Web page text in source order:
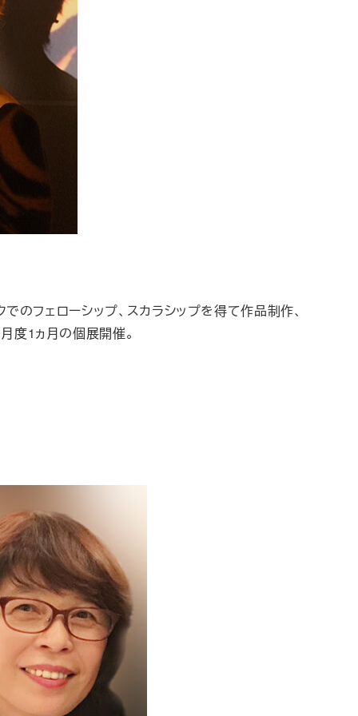
フェローシップ、スカラシップを得て作品制作、
度1ヵ月の個展開催。